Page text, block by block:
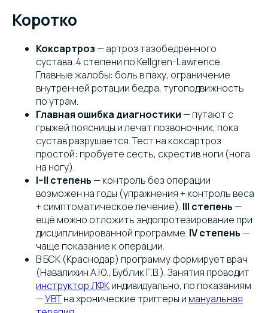
Коротко
Коксартроз — артроз тазобедренного
сустава. 4 степени по Kellgren-Lawrence.
Главные жалобы: боль в паху, ограничение
внутренней ротации бедра, тугоподвижность
по утрам.
Главная ошибка диагностики — путают с
грыжей поясницы и лечат позвоночник, пока
сустав разрушается. Тест на коксартроз
простой: пробуете сесть, скрестив ноги (нога
на ногу).
I–II степень — контроль без операции
возможен на годы (упражнения + контроль веса
+ симптоматическое лечение). III степень —
ещё можно отложить эндопротезирование при
дисциплинированной программе. IV степень —
чаще показание к операции.
В БСК (Краснодар) программу формирует врач
(Навалихин А.Ю., Бублик Г.В.). Занятия проводит
инструктор ЛФКиндивидуально, по показаниям
—УВТна хронические триггеры и мануальная